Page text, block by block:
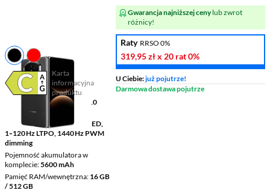
Karta
informacyjna
produktu
Plik w formacie pdf
(otworzy się w nowym oknie)
8 " 2416 x 2210
pikseli OLED
Ekran dodatkowy 6,49" OLED,
1‑120 Hz LTPO, 1440 Hz PWM
dimming
Pojemność akumulatora w
komplecie 5600 mAh
Pamięć RAM/wewnętrzna 16 GB
/ 512 GB
Gwarancja najniższej cenylub zwrot
różnicy!
Raty RRSO 0%
319,95 złx 20 rat0%
U Ciebie:już pojutrze!
Darmowa dostawa pojutrze